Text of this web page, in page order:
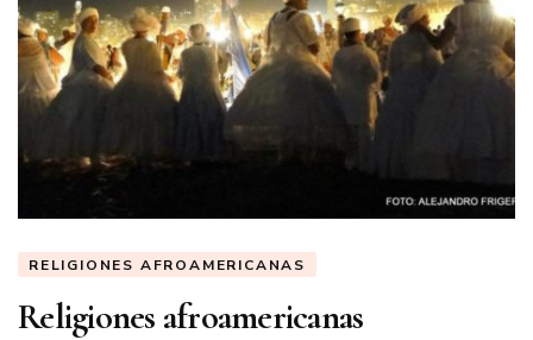
RELIGIONES AFROAMERICANAS
Religiones afroamericanas